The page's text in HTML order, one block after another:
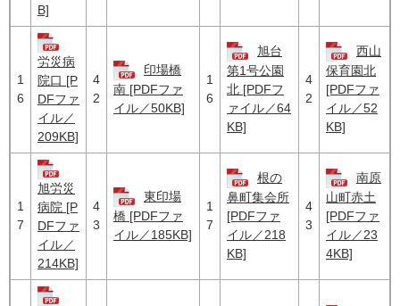
B]
1
6
労災病
院口 [P
DFファ
イル／
209KB]
4
2
印場橋
南 [PDFファ
イル／50KB]
1
6
旭台
第1号公園
北 [PDFフ
ァイル／64
KB]
4
2
西山
保育園北
[PDFファ
イル／52
KB]
1
7
旭労災
病院 [P
DFファ
イル／
214KB]
4
3
東印場
橋 [PDFファ
イル／185KB]
1
7
根の
鼻町集会所
[PDFファ
イル／218
KB]
4
3
南原
山町赤土
[PDFファ
イル／23
4KB]